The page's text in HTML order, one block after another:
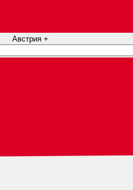
Австрия +